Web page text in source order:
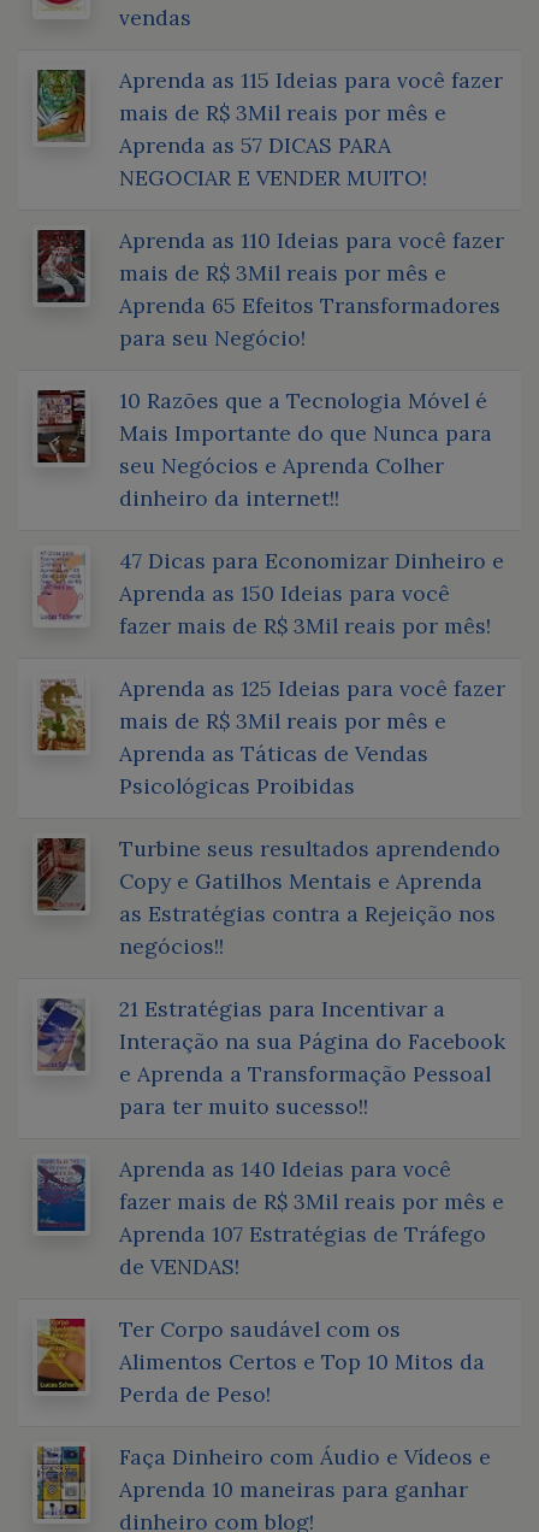
vendas
Aprenda as 115 Ideias para você fazer
mais de R$ 3Mil reais por mês e
Aprenda as 57 DICAS PARA
NEGOCIAR E VENDER MUITO!
Aprenda as 110 Ideias para você fazer
mais de R$ 3Mil reais por mês e
Aprenda 65 Efeitos Transformadores
para seu Negócio!
10 Razões que a Tecnologia Móvel é
Mais Importante do que Nunca para
seu Negócios e Aprenda Colher
dinheiro da internet!!
47 Dicas para Economizar Dinheiro e
Aprenda as 150 Ideias para você
fazer mais de R$ 3Mil reais por mês!
Aprenda as 125 Ideias para você fazer
mais de R$ 3Mil reais por mês e
Aprenda as Táticas de Vendas
Psicológicas Proibidas
Turbine seus resultados aprendendo
Copy e Gatilhos Mentais e Aprenda
as Estratégias contra a Rejeição nos
negócios!!
21 Estratégias para Incentivar a
Interação na sua Página do Facebook
e Aprenda a Transformação Pessoal
para ter muito sucesso!!
Aprenda as 140 Ideias para você
fazer mais de R$ 3Mil reais por mês e
Aprenda 107 Estratégias de Tráfego
de VENDAS!
Ter Corpo saudável com os
Alimentos Certos e Top 10 Mitos da
Perda de Peso!
Faça Dinheiro com Áudio e Vídeos e
Aprenda 10 maneiras para ganhar
dinheiro com blog!